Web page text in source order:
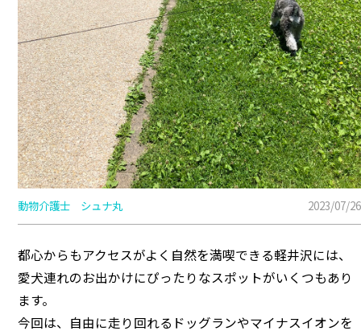
動物介護士 シュナ丸 2023/07/26
都心からもアクセスがよく自然を満喫できる軽井沢には、
愛犬連れのお出かけにぴったりなスポットがいくつもあり
ます。
今回は、自由に走り回れるドッグランやマイナスイオンを